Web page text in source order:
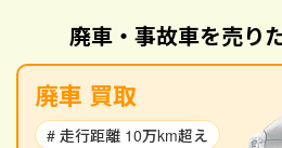
廃車・事故車を売り
廃車 買取
# 走行距離 10万km超え